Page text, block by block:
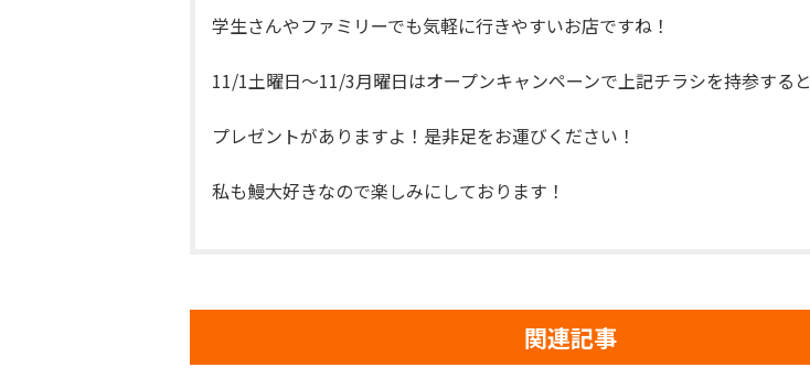
学生さんやファミリーでも気軽に行きやすいお店ですね！
11/1土曜日～11/3月曜日はオープンキャンペーンで上記チラシを持参すると
プレゼントがありますよ！是非足をお運びください！
私も鰻大好きなので楽しみにしております！
関連記事